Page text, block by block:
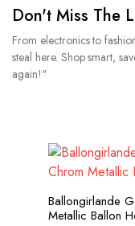
Don't Miss The
From electronics to
steal here. Shop smart,
again!"
Ballongirlande
Metallic Ballon